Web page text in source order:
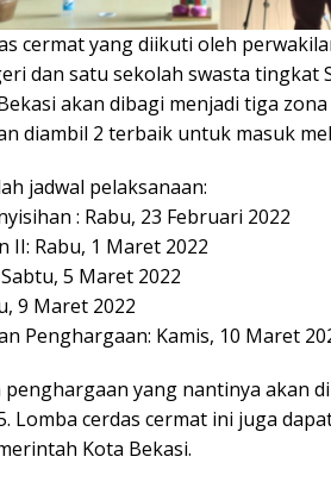
cermat yang diikuti oleh
dan satu sekolah swasta tingkat
akan dibagi menjadi tiga
diambil 2 terbaik untuk masuk
jadwal pelaksanaan:
: Rabu, 23 Februari 2022
II: Rabu, 1 Maret 2022
5 Maret 2022
9 Maret 2022
Penghargaan: Kamis, 10 Maret
penghargaan yang nantinya akan
Lomba cerdas cermat ini juga
Kota Bekasi.